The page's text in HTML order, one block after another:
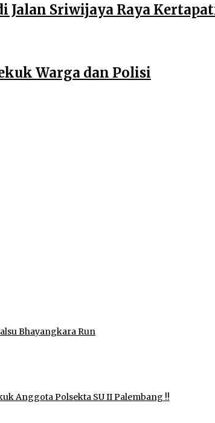
Jalan Sriwijaya Raya
Warga dan Polisi
Bhayangkara Run
Anggota Polsekta SU II Palembang !!